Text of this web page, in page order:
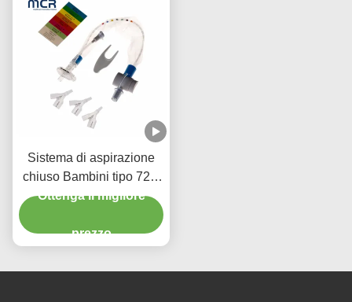
Sistema di aspirazione
chiuso Bambini tipo 72H
CSC Prodotti medici usa
Ottenga il migliore
prezzo